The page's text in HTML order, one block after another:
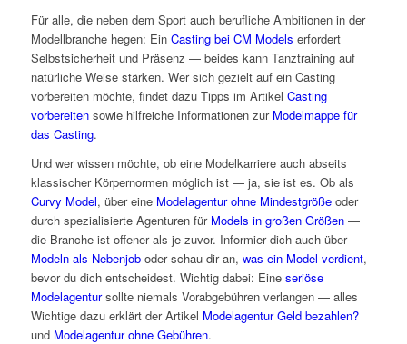
Für alle, die neben dem Sport auch berufliche Ambitionen in der
Modellbranche hegen: Ein Casting bei CM Models erfordert
Selbstsicherheit und Präsenz — beides kann Tanztraining auf
natürliche Weise stärken. Wer sich gezielt auf ein Casting
vorbereiten möchte, findet dazu Tipps im Artikel Casting
vorbereitensowie hilfreiche Informationen zur Modelmappe für
das Casting.
Und wer wissen möchte, ob eine Modelkarriere auch abseits
klassischer Körpernormen möglich ist — ja, sie ist es. Ob als
Curvy Model, über eine Modelagentur ohne Mindestgrößeoder
durch spezialisierte Agenturen für Models in großen Größen—
die Branche ist offener als je zuvor. Informier dich auch über
Modeln als Nebenjoboder schau dir an, was ein Model verdient,
bevor du dich entscheidest. Wichtig dabei: Eine seriöse
Modelagentursollte niemals Vorabgebühren verlangen — alles
Wichtige dazu erklärt der Artikel Modelagentur Geld bezahlen?
und Modelagentur ohne Gebühren.